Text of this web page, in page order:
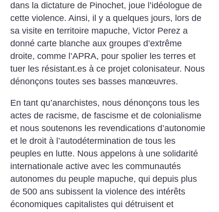
dans la dictature de Pinochet, joue l’idéologue de
cette violence. Ainsi, il y a quelques jours, lors de
sa visite en territoire mapuche, Victor Perez a
donné carte blanche aux groupes d’extrême
droite, comme l’APRA, pour spolier les terres et
tuer les résistant.es à ce projet colonisateur. Nous
dénonçons toutes ses basses manœuvres.
En tant qu’anarchistes, nous dénonçons tous les
actes de racisme, de fascisme et de colonialisme
et nous soutenons les revendications d’autonomie
et le droit à l’autodétermination de tous les
peuples en lutte. Nous appelons à une solidarité
internationale active avec les communautés
autonomes du peuple mapuche, qui depuis plus
de 500 ans subissent la violence des intérêts
économiques capitalistes qui détruisent et